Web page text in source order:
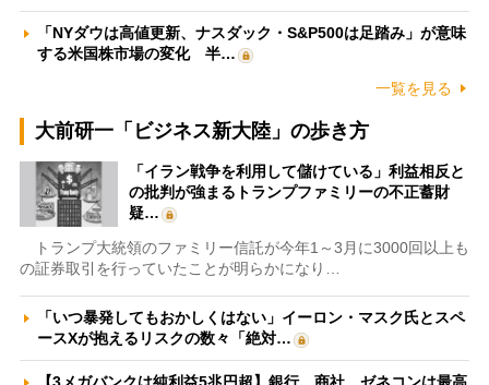
「NYダウは高値更新、ナスダック・S&P500は足踏み」が意味
する米国株市場の変化 半…
一覧を見る
大前研一「ビジネス新大陸」の歩き方
「イラン戦争を利用して儲けている」利益相反と
の批判が強まるトランプファミリーの不正蓄財
疑…
トランプ大統領のファミリー信託が今年1～3月に3000回以上も
の証券取引を行っていたことが明らかになり…
「いつ暴発してもおかしくはない」イーロン・マスク氏とスペ
ースXが抱えるリスクの数々「絶対…